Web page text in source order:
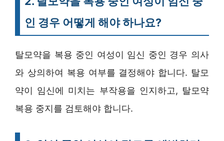
인 경우 어떻게 해야 하나요?
탈모약을 복용 중인 여성이 임신 중인 경우 의사
와 상의하여 복용 여부를 결정해야 합니다. 탈모
약이 임신에 미치는 부작용을 인지하고, 탈모약
복용 중지를 검토해야 합니다.